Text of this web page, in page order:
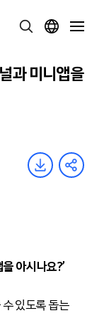
과 미니앱을
아시나요?’
있도록 돕는